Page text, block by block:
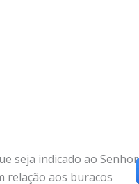
seja indicado ao Senhor
relação aos buracos